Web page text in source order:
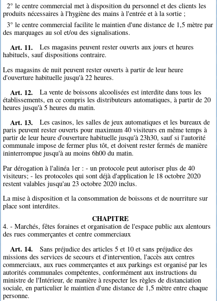
2° le centre commercial met à disposition du personnel et des clients les
produits nécessaires à l'hygiène des mains à l'entrée et à la sortie ;
3° le centre commercial facilite le maintien d'une distance de 1,5 mètre par
des marquages au sol et/ou des signalisations.
Art. 11.
Les magasins peuvent rester ouverts aux jours et heures
habituels, sauf dispositions contraire.
Les magasins de nuit peuvent rester ouverts à partir de leur heure
d'ouverture habituelle jusqu'à 22 heures.
Art. 12.
La vente de boissons alcoolisées est interdite dans tous les
établissements, en ce compris les distributeurs automatiques, à partir de 20
heures jusqu'à 5 heures du matin.
Art. 13.
Les casinos, les salles de jeux automatiques et les bureaux de
paris peuvent rester ouverts pour maximum 40 visiteurs en même temps à
partir de leur heure d'ouverture habituelle jusqu'à 23h30, sauf si l'autorité
communale impose de fermer plus tôt, et doivent rester fermés de manière
ininterrompue jusqu'à au moins 6h00 du matin.
Par dérogation à l'alinéa 1er : - un protocole peut autoriser plus de 40
visiteurs; - les protocoles qui sont déjà d'application le 18 octobre 2020
restent valables jusqu'au 23 octobre 2020 inclus.
La mise à disposition et la consommation de boissons et de nourriture sur
place sont interdites.
CHAPITRE
4. - Marchés, fêtes foraines et organisation de l'espace public aux alentours
des rues commerçantes et centre commerciaux
Art. 14.
Sans préjudice des articles 5 et 10 et sans préjudice des
missions des services de secours et d'intervention, l'accès aux centres
commerciaux, aux rues commerçantes et aux parkings est organisé par les
autorités communales compétentes, conformément aux instructions du
ministre de l'Intérieur, de manière à respecter les règles de distanciation
sociale, en particulier le maintien d'une distance de 1,5 mètre entre chaque
personne.